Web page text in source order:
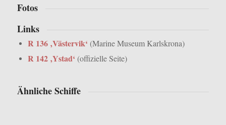
Fotos
Links
R 136 ‚Västervik‘ (Marine Museum Karlskrona)
R 142 ‚Ystad‘ (offizielle Seite)
Ähnliche Schiffe